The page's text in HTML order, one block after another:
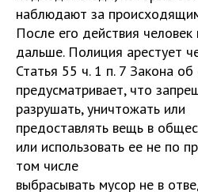
наблюдают за
После его действия человек
дальше. Полиция арестует
Статья 55 ч. 1 п. 7 Закона
предусматривает, что
разрушать, уничтожать или
предоставлять вещь в
или использовать ее не по
том числе
выбрасывать мусор не в